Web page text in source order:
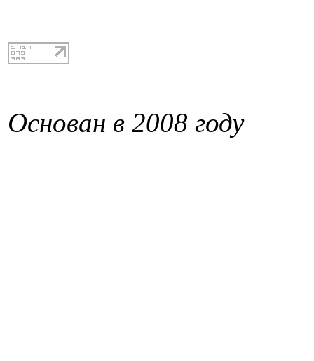
Основан в 2008 году